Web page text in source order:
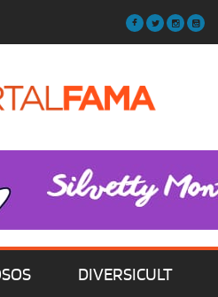
DIVERSICULT